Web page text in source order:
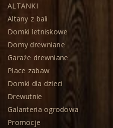
ALTANKI
Altany z bali
Domki letniskowe
Domy drewniane
Garaże drewniane
Place zabaw
Domki dla dzieci
Drewutnie
Galanteria ogrodowa
Promocje